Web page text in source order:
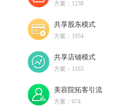
方案：1238
共享股东模式
方案：1954
共享店铺模式
方案：1163
美容院拓客引流
方案：674